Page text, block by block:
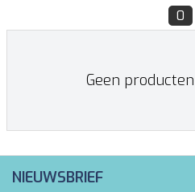
0
Geen
NIEUWSBRIEF